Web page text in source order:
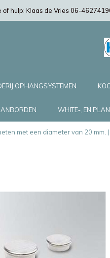
of hulp: Klaas de Vries 06-
OPHANGSYSTEMEN
WHITE-, EN
met een diameter van 20 mm. |